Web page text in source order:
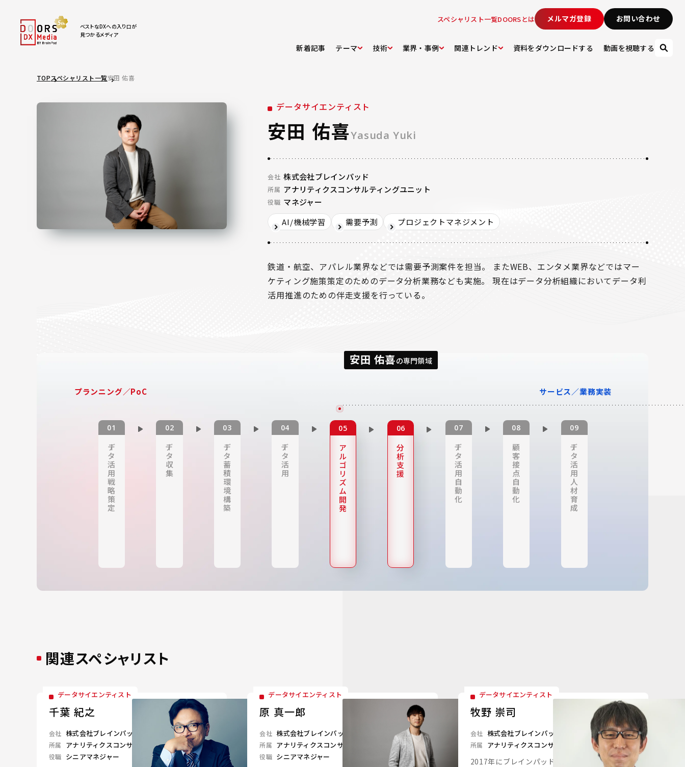
ベストなDXへの入り口が
見つかるメディア
スペシャリスト一覧DOORSとは メルマガ登録 お問い合わせ
新着記事 テーマ 技術 業界・事例 関連トレンド 資料をダウンロードする 動画を視聴する
TOPスペシャリスト一覧安田 佑喜
データサイエンティスト
安田 佑喜Yasuda Yuki
会社 株式会社ブレインパッド
所属 アナリティクスコンサルティングユニット
役職 マネジャー
AI/機械学習
需要予測 プロジェクトマネジメント
鉄道・航空、アパレル業界などでは需要予測案件を担当。 またWEB、エンタメ業界などではマー
ケティング施策策定のためのデータ分析業務なども実施。 現在はデータ分析組織においてデータ利
活用推進のための伴走支援を行っている。
安田 佑喜の専門領域
プランニング／PoC サービス／業務実装
デー
タ
活
用
戦
略
策
定
デー
タ
収
集
デー
タ
蓄
積
環
境
構
築
デー
タ
活
用
ア
ル
ゴ
リ
ズ
ム
開
発
分
析
支
援
デー
タ
活
用
自
動
化
顧
客
接
点
自
動
化
デー
タ
活
用
人
材
育
成
関連スペシャリスト
データサイエンティスト
千葉 紀之
会社 株式会社ブレインパッド
所属 アナリティクスコンサルティングユニット
役職 シニアマネジャー
データサイエンティスト
原 真一郎
会社 株式会社ブレインパッド
所属 アナリティクスコンサルティングユニット
役職 シニアマネジャー
データサイエンティスト
牧野 崇司
会社 株式会社ブレインパッド
所属 アナリティクスコンサルティングユニット
2017年にブレインパッドに中途で入社。研修サ